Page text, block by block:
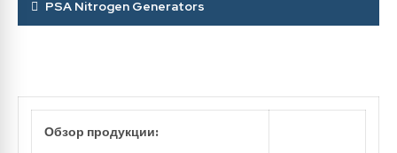
PSA Nitrogen Generators
Обзор продукции: